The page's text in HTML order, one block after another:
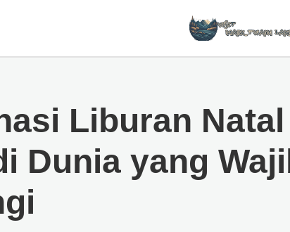
Liburan Natal
Dunia yang